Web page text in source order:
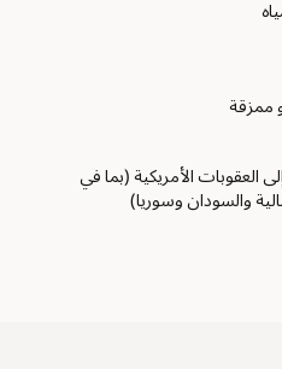
ممزقة
العقوبات الأمريكية (بما في
والسودان وسوريا)